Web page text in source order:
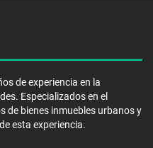
de experiencia en la
Especializados en el
de bienes inmuebles urbanos y
esta experiencia.